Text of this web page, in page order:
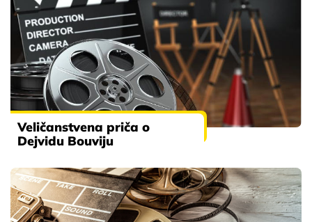
Veličanstvena priča o
Dejvidu Bouviju